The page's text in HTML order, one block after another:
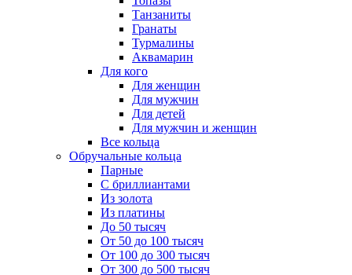
Танзаниты
Гранаты
Турмалины
Аквамарин
Для кого
Для женщин
Для мужчин
Для детей
Для мужчин и женщин
Все кольца
Обручальные кольца
Парные
С бриллиантами
Из золота
Из платины
До 50 тысяч
От 50 до 100 тысяч
От 100 до 300 тысяч
От 300 до 500 тысяч